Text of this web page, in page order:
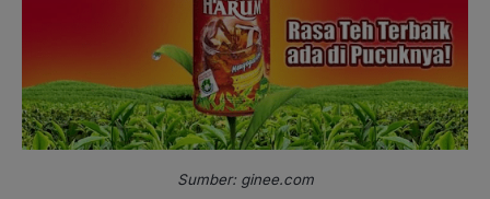
Sumber: ginee.com